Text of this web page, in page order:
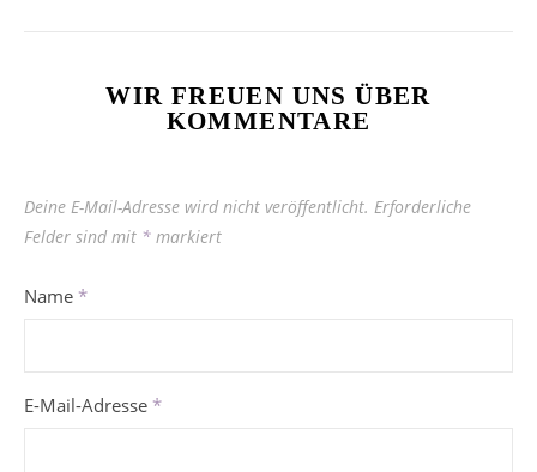
WIR FREUEN UNS ÜBER
KOMMENTARE
Deine E-Mail-Adresse wird nicht veröffentlicht. Erforderliche
Felder sind mit * markiert
Name *
E-Mail-Adresse *